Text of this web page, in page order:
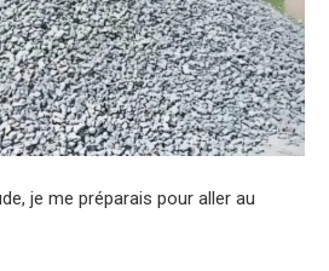
je me préparais pour aller au